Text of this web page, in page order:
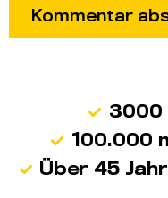
3000
100.000
Über 45